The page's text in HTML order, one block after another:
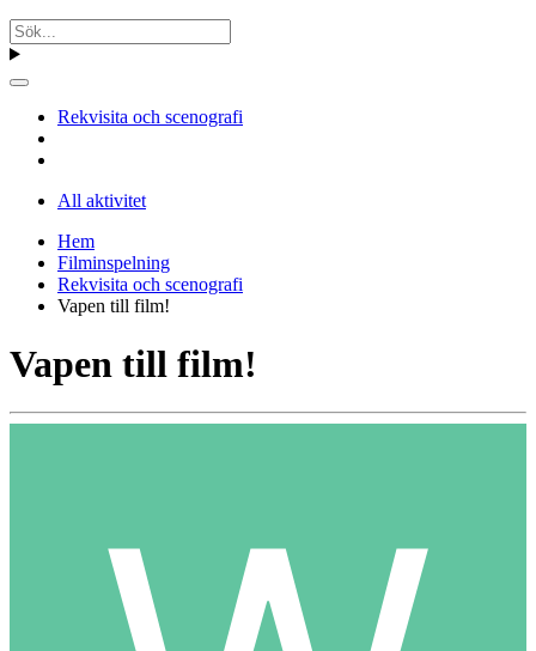
Rekvisita och scenografi
All aktivitet
Hem
Filminspelning
Rekvisita och scenografi
Vapen till film!
Vapen till film!